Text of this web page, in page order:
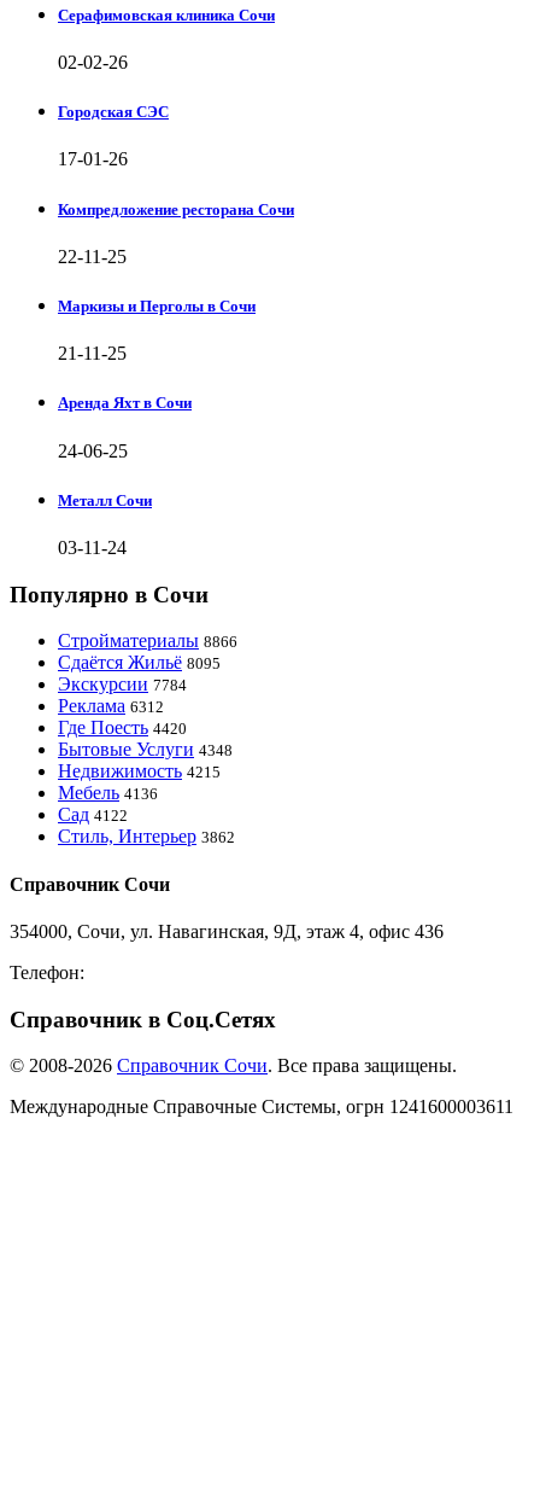
Серафимовская клиника Сочи
02-02-26
Городская СЭС
17-01-26
Компредложение ресторана Сочи
22-11-25
Маркизы и Перголы в Сочи
21-11-25
Аренда Яхт в Сочи
24-06-25
Металл Сочи
03-11-24
Популярно в Сочи
Стройматериалы 8866
Сдаётся Жильё 8095
Экскурсии 7784
Реклама 6312
Где Поесть 4420
Бытовые Услуги 4348
Недвижимость 4215
Мебель 4136
Сад 4122
Стиль, Интерьер 3862
Справочник Сочи
354000, Сочи, ул. Навагинская, 9Д, этаж 4, офис 436
Телефон:
Справочник в Соц.Сетях
© 2008-2026 Справочник Сочи. Все права защищены.
Международные Справочные Системы, огрн 1241600003611